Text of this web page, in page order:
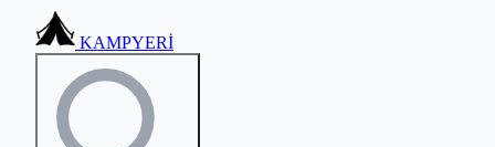
KAMPYERİ